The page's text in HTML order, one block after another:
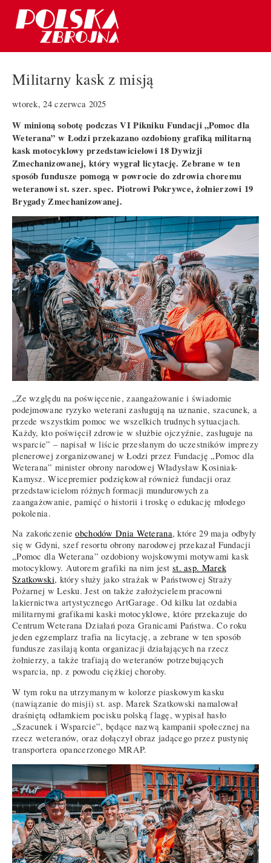
Militarny kask z misją
wtorek, 24 czerwca 2025
W minioną sobotę podczas VI Pikniku Fundacji „Pomoc dla
Weterana” w Łodzi przekazano ozdobiony grafiką militarną
kask motocyklowy przedstawicielowi 18 Dywizji
Zmechanizowanej, który wygrał licytację. Zebrane w ten
sposób fundusze pomogą w powrocie do zdrowia choremu
weteranowi st. szer. spec. Piotrowi Pokrywce, żołnierzowi 19
Brygady Zmechanizowanej.
„Ze względu na poświęcenie, zaangażowanie i świadomie
podejmowane ryzyko weterani zasługują na uznanie, szacunek, a
przede wszystkim pomoc we wszelkich trudnych sytuacjach.
Każdy, kto poświęcił zdrowie w służbie ojczyźnie, zasługuje na
wsparcie” – napisał w liście przesłanym do uczestników imprezy
plenerowej zorganizowanej w Łodzi przez Fundację „Pomoc dla
Weterana” minister obrony narodowej Władysław Kosiniak-
Kamysz. Wicepremier podziękował również fundacji oraz
przedstawicielom różnych formacji mundurowych za
zaangażowanie, pamięć o historii i troskę o edukację młodego
pokolenia.
Na zakończenieobchodów Dnia Weterana, które 29 maja odbyły
się w Gdyni, szef resortu obrony narodowej przekazał Fundacji
„Pomoc dla Weterana” ozdobiony wojskowymi motywami kask
motocyklowy. Autorem grafiki na nim jestst. asp. Marek
Szatkowski, który służy jako strażak w Państwowej Straży
Pożarnej w Lesku. Jest on także założycielem pracowni
lakiernictwa artystycznego ArtGarage. Od kilku lat ozdabia
militarnymi grafikami kaski motocyklowe, które przekazuje do
Centrum Weterana Działań poza Granicami Państwa. Co roku
jeden egzemplarz trafia na licytację, a zebrane w ten sposób
fundusze zasilają konta organizacji działających na rzecz
żołnierzy, a także trafiają do weteranów potrzebujących
wsparcia, np. z powodu ciężkiej choroby.
W tym roku na utrzymanym w kolorze piaskowym kasku
(nawiązanie do misji) st. asp. Marek Szatkowski namalował
draśniętą odłamkiem pocisku polską flagę, wypisał hasło
„Szacunek i Wsparcie”, będące nazwą kampanii społecznej na
rzecz weteranów, oraz dołączył obraz jadącego przez pustynię
transportera opancerzonego MRAP.